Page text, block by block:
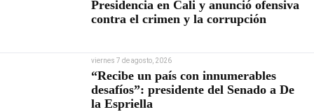
Presidencia en Cali y anunció ofensiva
contra el crimen y la corrupción
viernes 7 de agosto, 2026
“Recibe un país con innumerables
desafíos”: presidente del Senado a De
la Espriella